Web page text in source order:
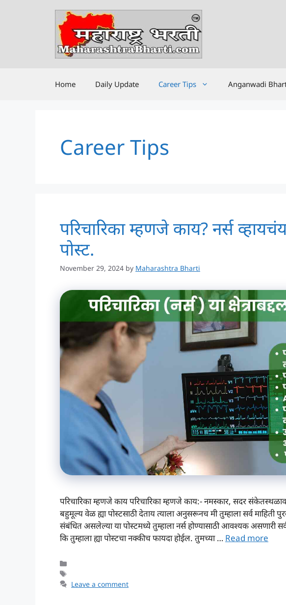
Home Daily Update Career Tips Anganwadi
Career Tips
परिचारिका म्हणजे काय? नर्स
पोस्ट.
November 29, 2024 by Maharashtra Bharti
परिचारिका म्हणजे काय परिचारिका म्हणजे काय:- नमस्कार, सदर
बहुमूल्य वेळ ह्या पोस्टसाठी देताय त्याला अनुसरूनच मी तुम्हाला सर्व माहिती
संबंधित असलेल्या या पोस्टमध्ये तुम्हाला नर्स होण्यासाठी आवश्यक असणारी
कि तुम्हाला ह्या पोस्टचा नक्कीच फायदा होईल. तुमच्या … Read more
Leave a comment